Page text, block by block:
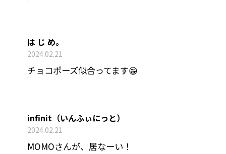
は じ め。
2024.02.21
チョコポーズ似合ってます😁
infinit（いんふぃにっと）
2024.02.21
MOMOさんが、居なーい！